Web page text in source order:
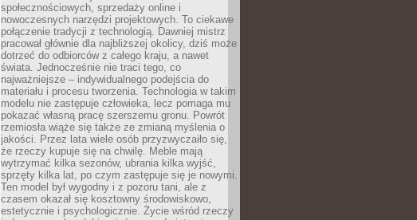
społecznościowych, sprzedaży online i
nowoczesnych narzędzi projektowych. To ciekawe
połączenie tradycji z technologią. Dawniej mistrz
pracował głównie dla najbliższej okolicy, dziś może
dotrzeć do odbiorców z całego kraju, a nawet
świata. Jednocześnie nie traci tego, co
najważniejsze – indywidualnego podejścia do
materiału i procesu tworzenia. Technologia w takim
modelu nie zastępuje człowieka, lecz pomaga mu
pokazać własną pracę szerszemu gronu. Powrót
rzemiosła wiąże się także ze zmianą myślenia o
jakości. Przez lata wiele osób przyzwyczaiło się,
że rzeczy kupuje się na chwilę. Meble mają
wytrzymać kilka sezonów, ubrania kilka wyjść,
sprzęty kilka lat, po czym zastępuje się je nowymi.
Ten model był wygodny i z pozoru tani, ale z
czasem okazał się kosztowny środowiskowo,
estetycznie i psychologicznie. Życie wśród rzeczy